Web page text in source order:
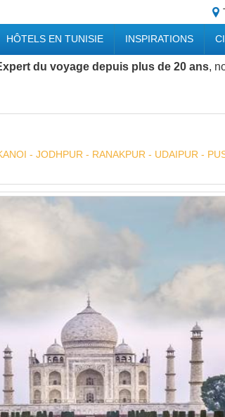
HÔTELS EN TUNISIE INSPIRATIONS
du voyage depuis plus de 20 ans,
- JODHPUR - RANAKPUR - UDAIPUR -